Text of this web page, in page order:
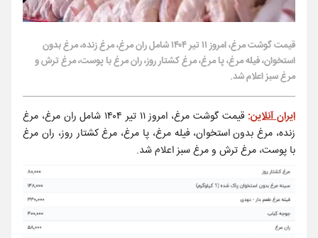
قیمت گوشت مرغ، امروز ۱۱ تیر ۱۴۰۴ شامل ران مرغ، مرغ زنده، مرغ بدون
استخوان، فیله مرغ، پا مرغ، مرغ کشتار روز، ران مرغ با پوست، مرغ ترش و
مرغ سبز اعلام شد.
ایران آنلاین:
قیمت گوشت مرغ، امروز ۱۱ تیر ۱۴۰۴ شامل ران مرغ، مرغ
زنده، مرغ بدون استخوان، فیله مرغ، پا مرغ، مرغ کشتار روز، ران مرغ
با پوست، مرغ ترش و مرغ سبز اعلام شد.